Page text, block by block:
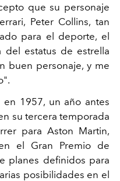
que su personaje
Peter Collins, tan
para el deporte, el
del estatus de estrella
buen personaje, y me
1957, un año antes
su tercera temporada
para Aston Martin,
el Gran Premio de
planes definidos para
posibilidades en el